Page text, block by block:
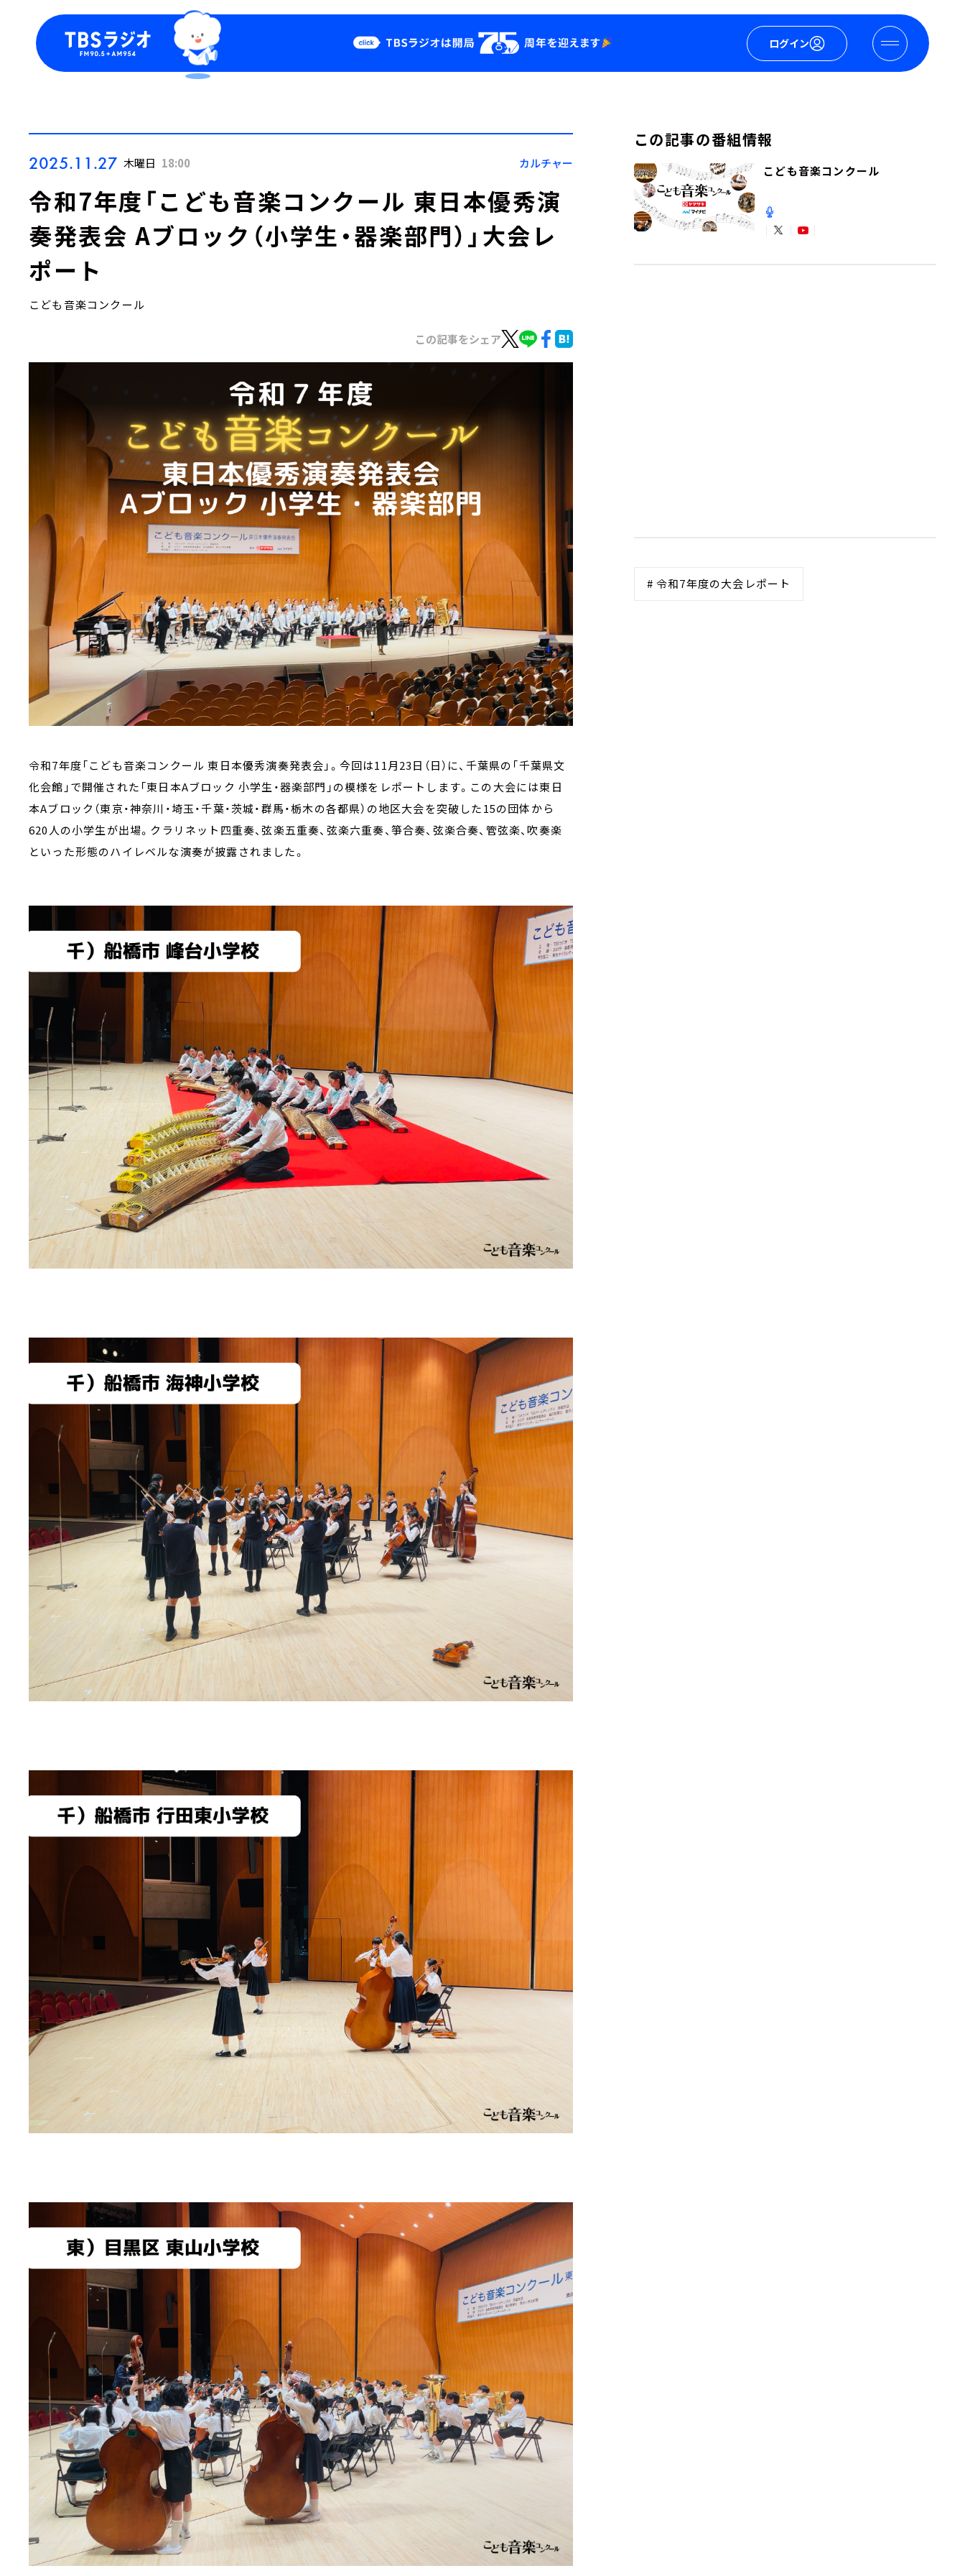
ログイン
Podcast
YouTube
2025.11.27 木曜日 18:00 カルチャー
令和7年度「こども音楽コンクール 東日本優秀演
奏発表会 Aブロック（小学生・器楽部門）」大会レ
ポート
こども音楽コンクール
この記事をシェア
令和7年度「こども音楽コンクール 東日本優秀演奏発表会」。今回は11月23日（日）に、千葉県の「千葉県文
化会館」で開催された「東日本Aブロック 小学生・器楽部門」の模様をレポートします。この大会には東日
本Aブロック（東京・神奈川・埼玉・千葉・茨城・群馬・栃木の各都県）の地区大会を突破した15の団体から
620人の小学生が出場。クラリネット四重奏、弦楽五重奏、弦楽六重奏、箏合奏、弦楽合奏、管弦楽、吹奏楽
といった形態のハイレベルな演奏が披露されました。
この記事の番組情報
こども音楽コンクール
# 令和7年度の大会レポート